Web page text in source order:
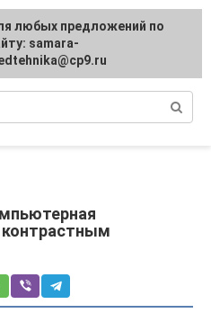
любых предложений по
samara-